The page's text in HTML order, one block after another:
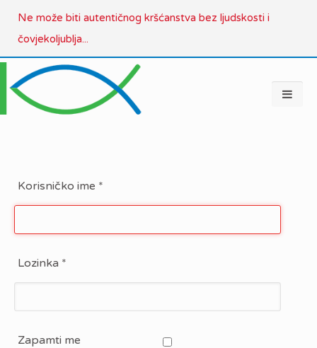
Ne može biti autentičnog kršćanstva bez ljudskosti i
čovjekoljublja...
Korisničko ime *
Lozinka *
Zapamti me